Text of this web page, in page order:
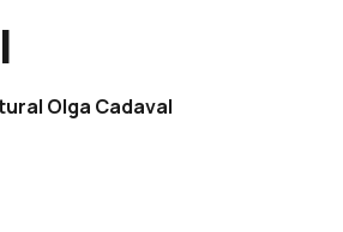
Olga Cadaval